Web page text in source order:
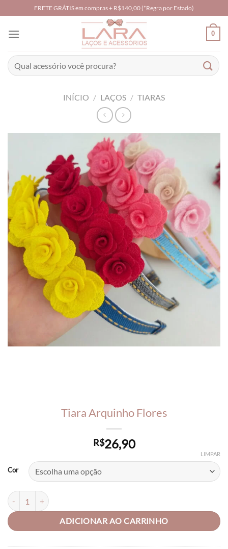
to
content
FRETE GRÁTIS em compras + R$140,00 (*Regra por Estado)
0
Pesquisar
por:
INÍCIO / LAÇOS / TIARAS
Tiara Arquinho Flores
R$26,90
Cor
LIMPAR
Tiara Arquinho Flores quantidade
ADICIONAR AO CARRINHO